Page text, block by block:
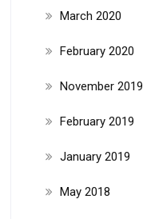
March 2020
February 2020
November 2019
February 2019
January 2019
May 2018